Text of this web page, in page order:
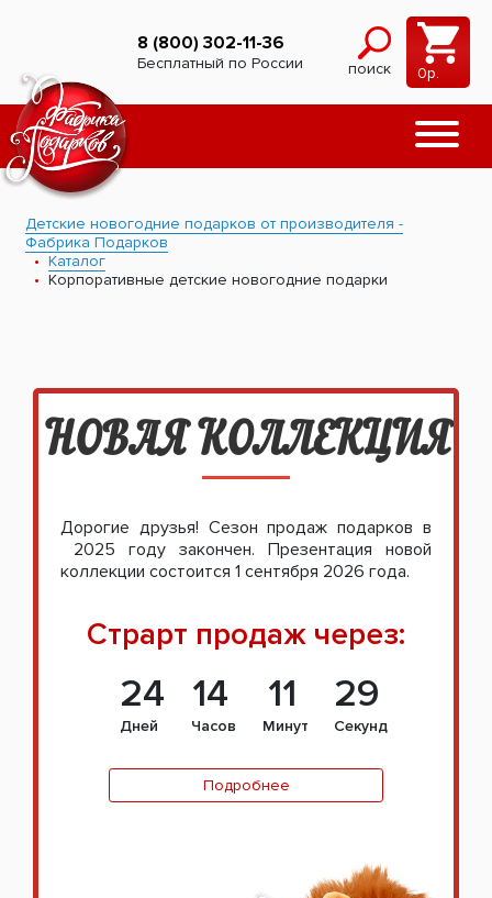
8 (800) 302-11-36
Бесплатный по России поиск 0р.
Детские новогодние подарков от производителя -
Фабрика Подарков
Каталог
Корпоративные детские новогодние подарки
НОВАЯ КОЛЛЕКЦИЯ
Дорогие друзья! Сезон продаж подарков в
2025 году закончен. Презентация новой
коллекции состоится 1 сентября 2026 года.
Страрт продаж через:
24
Дней
14
Часов
11
Минут
28
Секунд
Подробнее